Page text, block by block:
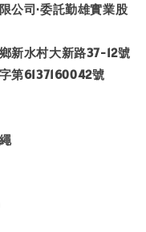
公司·委託勤雄實業股
新水村大新路37-12號
第6137160042號